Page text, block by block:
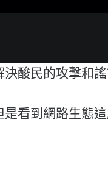
酸民的攻擊和謠
看到網路生態